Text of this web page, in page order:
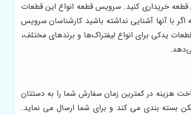
قطعه خریداری کنید. سرویس قطعه انواع این قطعات
با آنها آشنایی نداشته باشید کارشناسان سرویس
یدکی برای انواع لیفتراک‌ها و برندهای مختلف،
هزینه در کمترین زمان سفارش شما را به دستتان
بسته بندی می کند و برای شما ارسال می نماید.